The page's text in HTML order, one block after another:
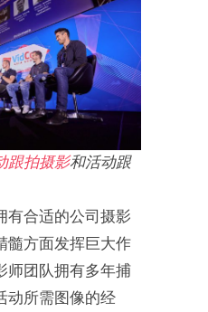
跟拍摄影和活动跟
有合适的公司摄影
髓方面发挥巨大作
师团队拥有多年捕
动所需图像的经